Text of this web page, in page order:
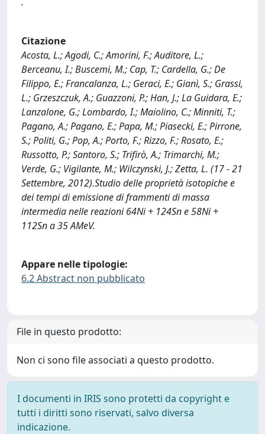
Citazione
Acosta, L.; Agodi, C.; Amorini, F.; Auditore, L.;
Berceanu, I.; Buscemi, M.; Cap, T.; Cardella, G.; De
Filippo, E.; Francalanza, L.; Geraci, E.; Gianì, S.; Grassi,
L.; Grzeszczuk, A.; Guazzoni, P.; Han, J.; La Guidara, E.;
Lanzalone, G.; Lombardo, I.; Maiolino, C.; Minniti, T.;
Pagano, A.; Pagano, E.; Papa, M.; Piasecki, E.; Pirrone,
S.; Politi, G.; Pop, A.; Porto, F.; Rizzo, F.; Rosato, E.;
Russotto, P.; Santoro, S.; Trifirò, A.; Trimarchi, M.;
Verde, G.; Vigilante, M.; Wilczynski, J.; Zetta, L. (17 - 21
Settembre, 2012).Studio delle proprietà isotopiche e
dei tempi di emissione di frammenti di massa
intermedia nelle reazioni 64Ni + 124Sn e 58Ni +
112Sn a 35 AMeV.
Appare nelle tipologie:
6.2 Abstract non pubblicato
File in questo prodotto:
Non ci sono file associati a questo prodotto.
I documenti in IRIS sono protetti da copyright e
tutti i diritti sono riservati, salvo diversa
indicazione.